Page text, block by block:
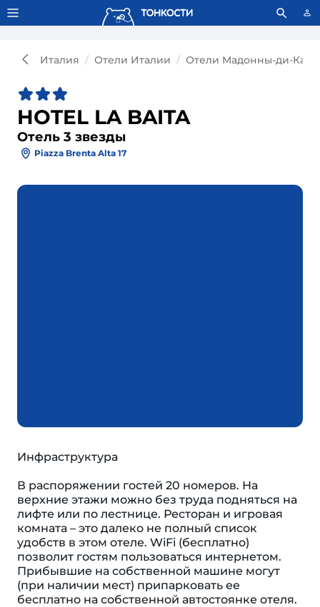
Тонкости используют сookie-файлы. Что это значит?
Италия Отели Италии Отели Мадонны-ди-
HOTEL LA BAITA
Отель 3 звезды
Piazza Brenta Alta 17
Инфраструктура
В распоряжении гостей 20 номеров. На
верхние этажи можно без труда подняться на
лифте или по лестнице. Ресторан и игровая
комната – это далеко не полный список
удобств в этом отеле. WiFi (бесплатно)
позволит гостям пользоваться интернетом.
Прибывшие на собственной машине могут
(при наличии мест) припарковать ее
бесплатно на собственной автостоянке отеля.